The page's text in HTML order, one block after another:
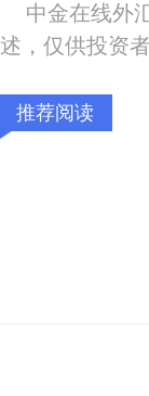
中金在线外
述，仅供投资
推荐阅读